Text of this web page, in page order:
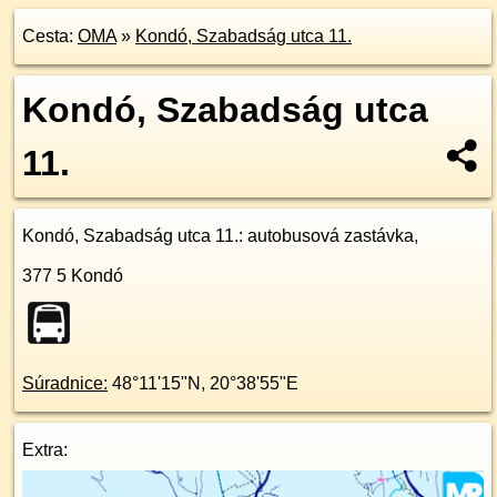
Cesta: OMA» Kondó, Szabadság utca 11.
Kondó, Szabadság utca
11.
Kondó, Szabadság utca 11.: autobusová zastávka,
377 5 Kondó
Súradnice: 48°11'15"N , 20°38'55"E
Extra: